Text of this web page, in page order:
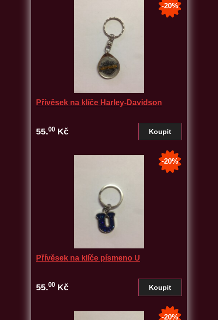
Přívěsek na klíče Harley-Davidson
55.00 Kč
-20%
Přívěsek na klíče písmeno U
55.00 Kč
-20%
-20%